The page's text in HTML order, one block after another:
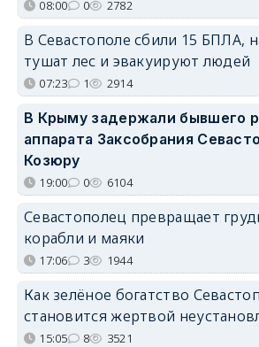
08:00 0 2782
В Севастополе сбили 15 БПЛА,
тушат лес и эвакуируют людей
07:23 1 2914
В Крыму задержали бывшего
аппарата Заксобрания
Козюру
19:00 0 6104
Севастополец превращает
корабли и маяки
17:06 3 1944
Как зелёное богатство
становится жертвой
15:05 8 3521